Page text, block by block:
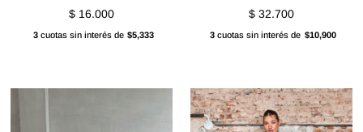
$ 16.000
3cuotas sin interés de $5,333
$32.700
3 cuotas sin interés de $10,900